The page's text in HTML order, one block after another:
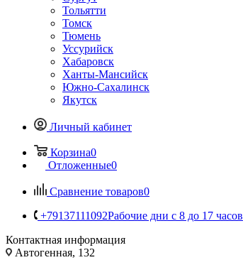
Тольятти
Томск
Тюмень
Уссурийск
Хабаровск
Ханты-Мансийск
Южно-Сахалинск
Якутск
Личный кабинет
Корзина0
Отложенные0
Сравнение товаров0
+79137111092Рабочие дни с 8 до 17 часов
Контактная информация
Автогенная, 132